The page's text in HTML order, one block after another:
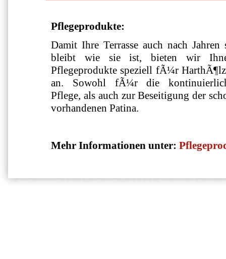
Pflegeprodukte:
Damit Ihre Terrasse auch nach Jahren
bleibt wie sie ist, bieten wir
Pflegeprodukte speziell fÃ¼r
an. Sowohl fÃ¼r die
Pflege, als auch zur Beseitigung der
vorhandenen Patina.
Mehr Informationen unter: